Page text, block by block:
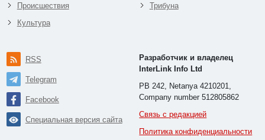
Происшествия
Культура
Трибуна
RSS
Telegram
Facebook
Специальная версия сайта
Разработчик и владелец
InterLink Info Ltd
PB 242, Netanya 4210201,
Company number 512805862
Связь с редакцией
Политика конфиденциальности